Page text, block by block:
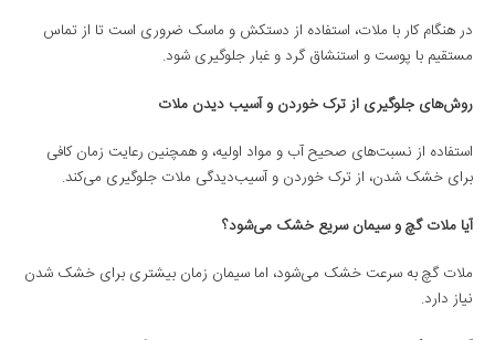
در هنگام کار با ملات، استفاده از دستکش و ماسک ضروری است تا از تماس
مستقیم با پوست و استنشاق گرد و غبار جلوگیری شود.
روش‌های جلوگیری از ترک خوردن و آسیب دیدن ملات
استفاده از نسبت‌های صحیح آب و مواد اولیه، و همچنین رعایت زمان کافی
برای خشک شدن، از ترک خوردن و آسیب‌دیدگی ملات جلوگیری می‌کند.
آیا ملات گچ و سیمان سریع خشک می‌شود؟
ملات گچ به سرعت خشک می‌شود، اما سیمان زمان بیشتری برای خشک شدن
نیاز دارد.